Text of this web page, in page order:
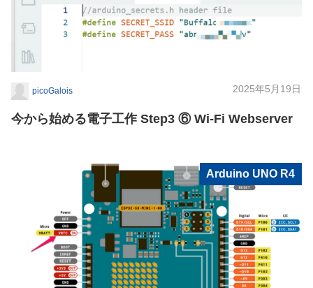
picoGalois 2025年5月19日
今から始める電子工作 Step3 ⑥ Wi-Fi Webserver
Arduino UNO R4